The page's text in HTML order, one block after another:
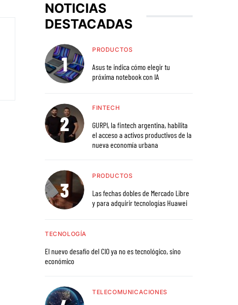
NOTICIAS
DESTACADAS
PRODUCTOS
Asus te indica cómo elegir tu
próxima notebook con IA
FINTECH
GURPI, la fintech argentina, habilita
el acceso a activos productivos de la
nueva economía urbana
PRODUCTOS
Las fechas dobles de Mercado Libre
y para adquirir tecnologías Huawei
TECNOLOGÍA
El nuevo desafío del CIO ya no es tecnológico, sino
económico
TELECOMUNICACIONES